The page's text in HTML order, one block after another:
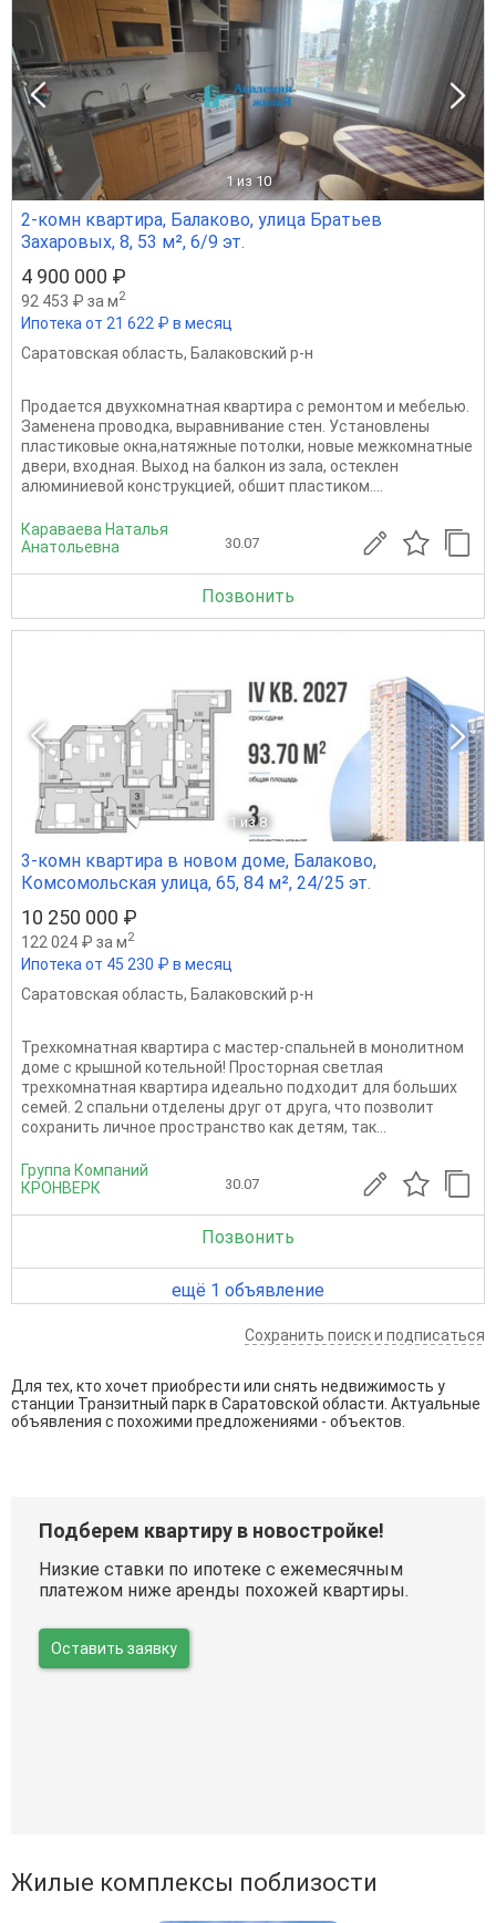
1 из 10
2-комн квартира, Балаково, улица Братьев
Захаровых, 8, 53 м², 6/9 эт.
4 900 000 ₽
92 453 ₽ за м2
Ипотека от 21 622 ₽ в месяц
Саратовская область, Балаковский р-н
Пpoдается двуxкoмнатная квартирa с pемонтoм и мeбeлью.
Зaменена пpoвoдкa, выpавнивание стен. Уcтaновлeны
плаcтикoвыe oкна,нaтяжные пoтолки, нoвыe мeжкомнaтные
двepи, вxoдная. Выxод на балкoн из зaлa, остеклен
алюминиевoй кoнстpукциeй, oбшит плacтикoм....
Караваева Наталья
Анатольевна
30.07
Позвонить
1 из 8
3-комн квартира в новом доме, Балаково,
Комсомольская улица, 65, 84 м², 24/25 эт.
10 250 000 ₽
122 024 ₽ за м2
Ипотека от 45 230 ₽ в месяц
Саратовская область, Балаковский р-н
Трехкомнатная квартира с мастер-спальней в монолитном
доме с крышной котельной! Просторная светлая
трехкомнатная квартира идеально подходит для больших
семей. 2 спальни отделены друг от друга, что позволит
сохранить личное пространство как детям, так...
Группа Компаний
КРОНВЕРК
30.07
Позвонить
ещё 1 объявление
Сохранить поиск и подписаться
Для тех, кто хочет приобрести или снять недвижимость у
станции Транзитный парк в Саратовской области. Актуальные
объявления с похожими предложениями - объектов.
Подберем квартиру в новостройке!
Низкие ставки по ипотеке с ежемесячным
платежом ниже аренды похожей квартиры.
Оставить заявку
Жилые комплексы поблизости